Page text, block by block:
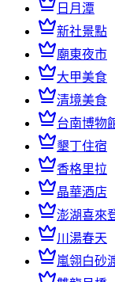
日月潭
新社景點
廟東夜市
大甲美食
清境美食
台南博物
墾丁住宿
香格里拉
晶華酒店
澎湖喜來
川湯春天
嵐翎白砂